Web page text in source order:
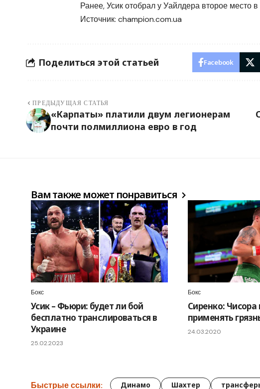
Ранее, Усик отобрал у Уайлдера второе место в
Источник: champion.com.ua
Поделиться этой статьей Facebook
ПРЕДЫДУЩАЯ СТАТЬЯ
«Карпаты» платили двум легионерам
почти полмиллиона евро в год
Вам также может понравиться
Бокс
Усик – Фьюри: будет ли бой
бесплатно транслироваться в
Украине
25.02.2023
Бокс
Сиренко:
применять
24.03.2020
Быстрые ссылки: Динамо Шахтер